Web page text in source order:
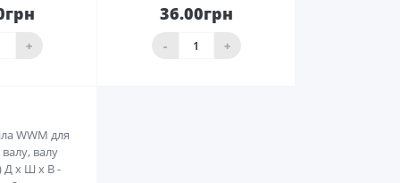
+
36.00грн
- +
кошика